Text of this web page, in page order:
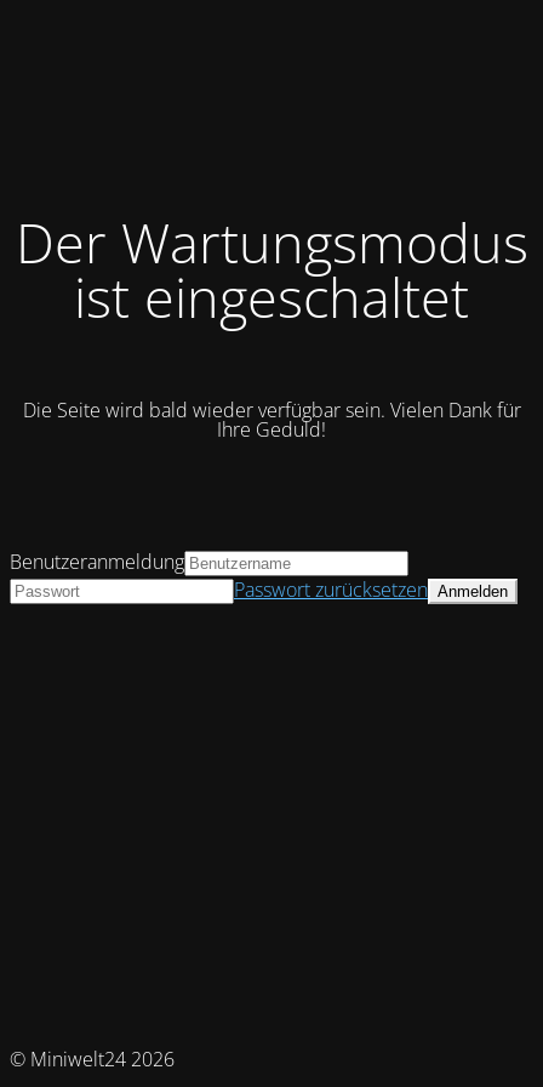
Der Wartungsmodus
ist eingeschaltet
Die Seite wird bald wieder verfügbar sein. Vielen Dank für
Ihre Geduld!
© Miniwelt24 2026
Benutzeranmeldung
Passwort zurücksetzen